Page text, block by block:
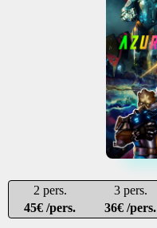
2 pers. 3 pers.
45€ /pers.
36€ /pers.